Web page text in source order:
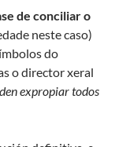
de conciliar o
neste caso)
do
o director xeral
expropiar todos